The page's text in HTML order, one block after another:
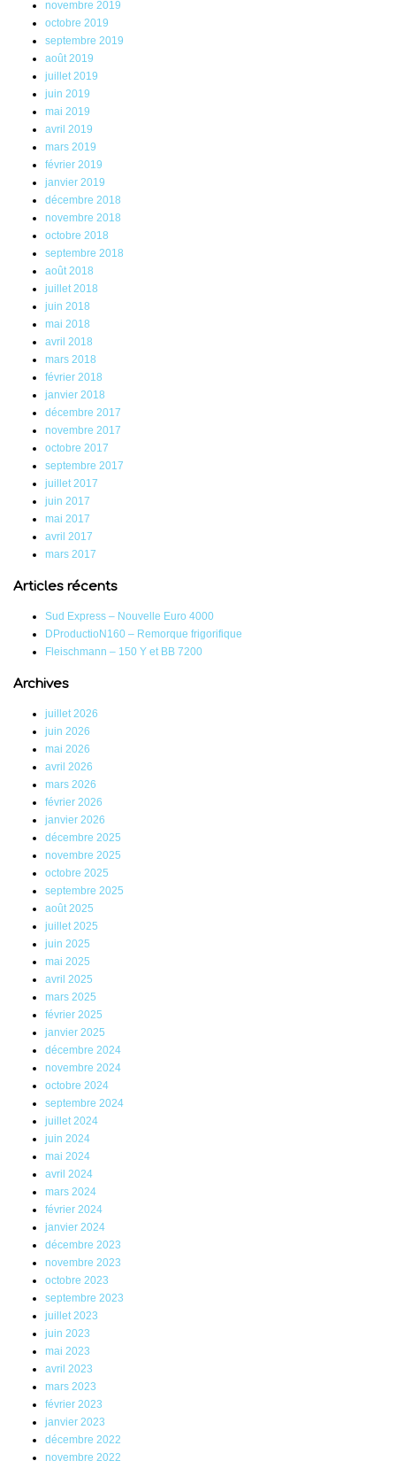
novembre 2019
octobre 2019
septembre 2019
août 2019
juillet 2019
juin 2019
mai 2019
avril 2019
mars 2019
février 2019
janvier 2019
décembre 2018
novembre 2018
octobre 2018
septembre 2018
août 2018
juillet 2018
juin 2018
mai 2018
avril 2018
mars 2018
février 2018
janvier 2018
décembre 2017
novembre 2017
octobre 2017
septembre 2017
juillet 2017
juin 2017
mai 2017
avril 2017
mars 2017
Articles récents
Sud Express – Nouvelle Euro 4000
DProductioN160 – Remorque frigorifique
Fleischmann – 150 Y et BB 7200
Archives
juillet 2026
juin 2026
mai 2026
avril 2026
mars 2026
février 2026
janvier 2026
décembre 2025
novembre 2025
octobre 2025
septembre 2025
août 2025
juillet 2025
juin 2025
mai 2025
avril 2025
mars 2025
février 2025
janvier 2025
décembre 2024
novembre 2024
octobre 2024
septembre 2024
juillet 2024
juin 2024
mai 2024
avril 2024
mars 2024
février 2024
janvier 2024
décembre 2023
novembre 2023
octobre 2023
septembre 2023
juillet 2023
juin 2023
mai 2023
avril 2023
mars 2023
février 2023
janvier 2023
décembre 2022
novembre 2022